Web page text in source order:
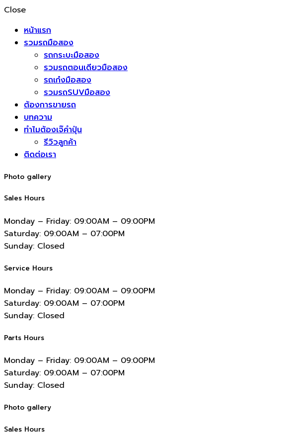
Close
หน้าแรก
รวมรถมือสอง
รถกระบะมือสอง
รวมรถตอนเดียวมือสอง
รถเก๋งมือสอง
รวมรถSUVมือสอง
ต้องการขายรถ
บทความ
ทำไมต้องเจ๊คำปุ่น
รีวิวลูกค้า
ติดต่อเรา
Photo gallery
Sales Hours
Monday – Friday: 09:00AM – 09:00PM
Saturday: 09:00AM – 07:00PM
Sunday: Closed
Service Hours
Monday – Friday: 09:00AM – 09:00PM
Saturday: 09:00AM – 07:00PM
Sunday: Closed
Parts Hours
Monday – Friday: 09:00AM – 09:00PM
Saturday: 09:00AM – 07:00PM
Sunday: Closed
Photo gallery
Sales Hours